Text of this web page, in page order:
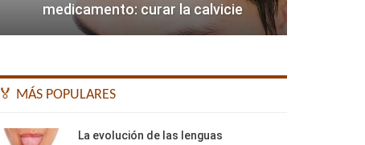
medicamento: curar la calvicie
🏅 MÁS POPULARES
La evolución de las lenguas